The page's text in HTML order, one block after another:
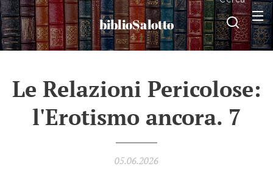
biblioSalotto
Le Relazioni Pericolose:
l'Erotismo ancora. 7
05.06.2026